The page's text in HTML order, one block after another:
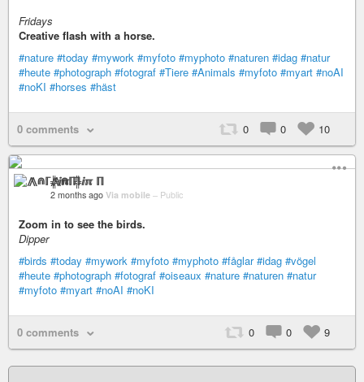
Fridays
Creative flash with a horse.
#nature #today #mywork #myfoto #myphoto #naturen #idag #natur
#heute #photograph #fotograf #Tiere #Animals #myfoto #myart #noAI
#noKI #horses #häst
0 comments 0 0 10
⨇⋒ℾ╬ⅈℼ ℿ
2 months ago Via mobile – Public
Zoom in to see the birds.
Dipper
#birds #today #mywork #myfoto #myphoto #fåglar #idag #vögel
#heute #photograph #fotograf #oiseaux #nature #naturen #natur
#myfoto #myart #noAI #noKI
0 comments 0 0 9